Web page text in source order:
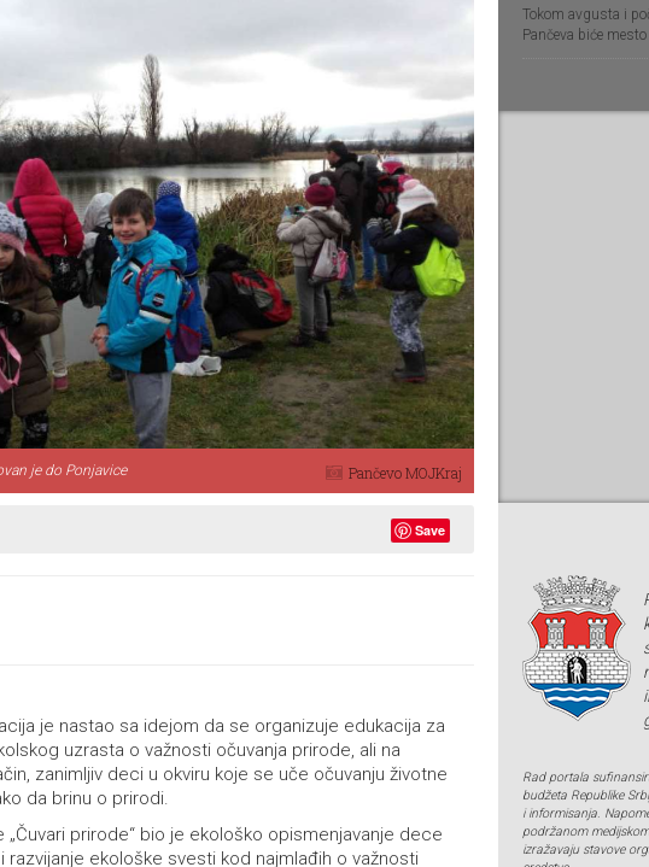
je do Ponjavice Pančevo MOJKraj
Save
je nastao sa idejom da se organizuje edukacija za
uzrasta o važnosti očuvanja prirode, ali na
zanimljiv deci u okviru koje se uče očuvanju životne
da brinu o prirodi.
„Čuvari prirode“ bio je ekološko opismenjavanje dece
razvijanje ekološke svesti kod najmlađih o važnosti
Tokom avgusta i
Pančeva biće
Rad portala
budžeta Republike
i informisanja.
podržanom
izražavaju stavove